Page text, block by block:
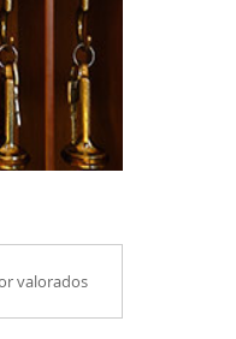
valorados